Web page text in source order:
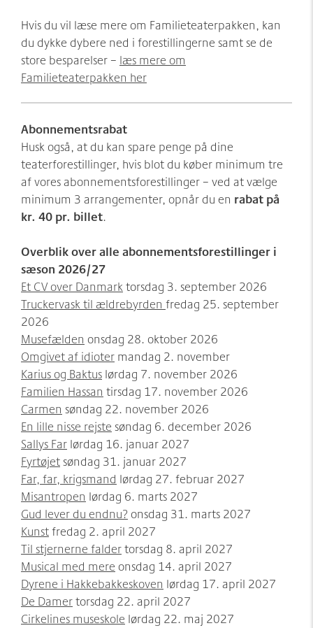
Hvis du vil læse mere om Familieteaterpakken, kan
du dykke dybere ned i forestillingerne samt se de
store besparelser – læs mere om
Familieteaterpakken her
Abonnementsrabat
Husk også, at du kan spare penge på dine
teaterforestillinger, hvis blot du køber minimum tre
af vores abonnementsforestillinger – ved at vælge
minimum 3 arrangementer, opnår du en rabat på
kr. 40 pr. billet.
Overblik over alle abonnementsforestillinger i
sæson 2026/27
Et CV over Danmarktorsdag 3. september 2026
Truckervask til ældrebyrden fredag 25. september
2026
Musefælden onsdag 28. oktober 2026
Omgivet af idioter mandag 2. november
Karius og Baktus lørdag 7. november 2026
Familien Hassan tirsdag 17. november 2026
Carmen søndag 22. november 2026
En lille nisse rejste søndag 6. december 2026
Sallys Far lørdag 16. januar 2027
Fyrtøjetsøndag 31. januar 2027
Far, far, krigsmand lørdag 27. februar 2027
Misantropen lørdag 6. marts 2027
Gud lever du endnu? onsdag 31. marts 2027
Kunstfredag 2. april 2027
Til stjernerne faldertorsdag 8. april 2027
Musical med mere onsdag 14. april 2027
Dyrene i Hakkebakkeskoven lørdag 17. april 2027
De Damertorsdag 22. april 2027
Cirkelines museskole lørdag 22. maj 2027